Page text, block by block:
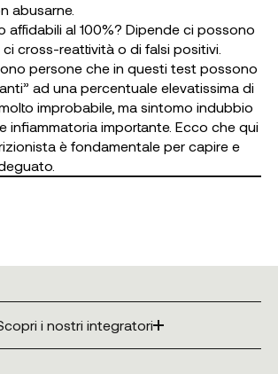
abusarne.
affidabili al 100%? Dipende ci possono
cross-reattività o di falsi positivi.
persone che in questi test possono
ad una percentuale elevatissima di
improbabile, ma sintomo indubbio
infiammatoria importante. Ecco che qui
è fondamentale per capire e
i nostri integratori